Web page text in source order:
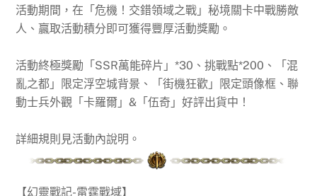
活動期間，在「危機！交錯領域之戰」秘境關卡中戰勝敵
人、贏取活動積分即可獲得豐厚活動獎勵。
活動終極獎勵「SSR萬能碎片」*30、挑戰點*200、「混
亂之都」限定浮空城背景、「街機狂歡」限定頭像框、聯
動士兵外觀「卡羅爾」&「伍奇」好評出貨中！
詳細規則見活動內說明。
【幻靈戰記-雷霆戰域】